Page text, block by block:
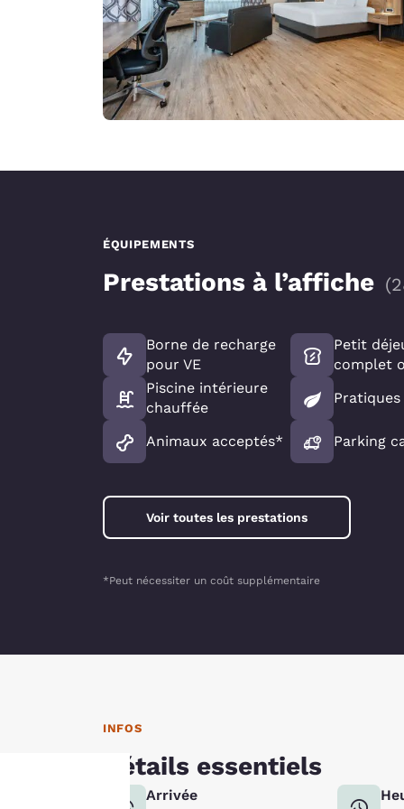
ÉQUIPEMENTS
Prestations à l’affiche (
Borne de recharge
pour VE
Piscine intérieure
chauffée
Animaux acceptés*
Petit
complet
Parking
Voir toutes les prestations
*Peut nécessiter un coût supplémentaire
INFOS
Détails essentiels
Arrivée